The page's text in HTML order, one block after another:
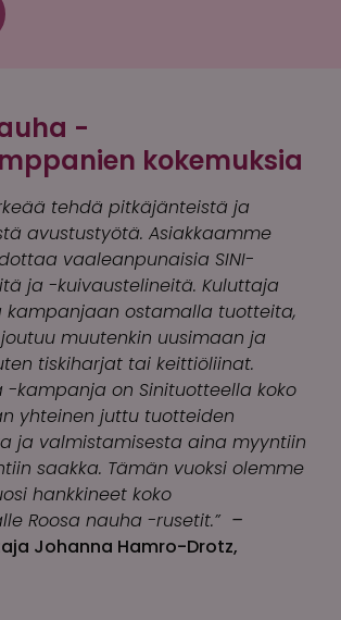
-
kokemuksia
tehdä pitkäjänteistä ja
avustustyötä. Asiakkaamme
vaaleanpunaisia SINI-
ja -kuivaustelineitä. Kuluttaja
kampanjaan ostamalla tuotteita,
muutenkin uusimaan ja
tiskiharjat tai keittiöliinat.
-kampanja on Sinituotteella koko
yhteinen juttu tuotteiden
ja valmistamisesta aina myyntiin
saakka. Tämän vuoksi olemme
hankkineet koko
Roosa nauha -rusetit.” –
Johanna Hamro-Drotz,